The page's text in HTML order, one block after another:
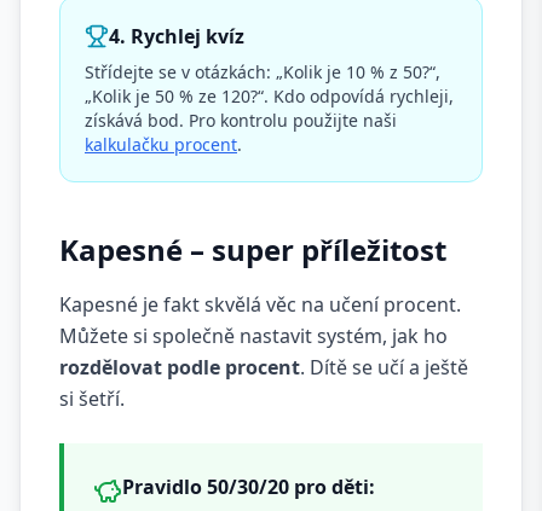
4. Rychlej kvíz
Střídejte se v otázkách: „Kolik je 10 % z 50?“,
„Kolik je 50 % ze 120?“. Kdo odpovídá rychleji,
získává bod. Pro kontrolu použijte naši
kalkulačku procent.
Kapesné – super příležitost
Kapesné je fakt skvělá věc na učení procent.
Můžete si společně nastavit systém, jak ho
rozdělovat podle procent. Dítě se učí a ještě
si šetří.
Pravidlo 50/30/20 pro děti: